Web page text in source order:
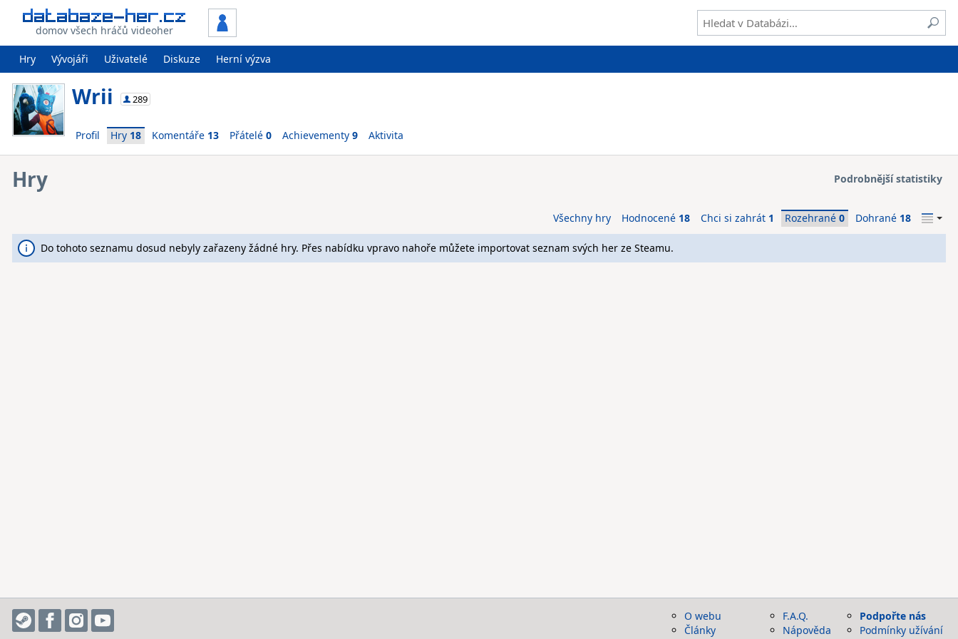
domov všech hráčů videoher
Hry Vývojáři Uživatelé Diskuze Herní výzva
Wrii 289
Profil Hry 18 Komentáře 13 Přátelé 0 Achievementy 9 Aktivita
Hry Podrobnější statistiky
Všechny hry Hodnocené 18 Chci si zahrát 1 Rozehrané 0 Dohrané 18
Do tohoto seznamu dosud nebyly zařazeny žádné hry. Přes nabídku vpravo nahoře můžete importovat seznam svých her ze Steamu.
O webu
Články
F.A.Q.
Nápověda
Podpořte nás
Podmínky užívání